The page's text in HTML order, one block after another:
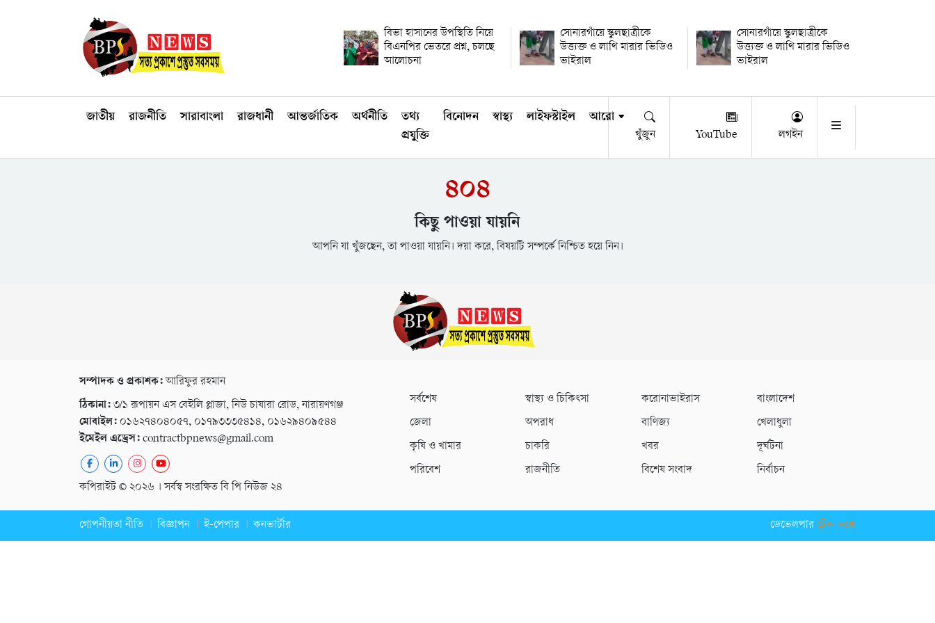
বিভা হাসানের উপস্থিতি নিয়ে
বিএনপির ভেতরে প্রশ্ন, চলছে
আলোচনা
সোনারগাঁয়ে স্কুলছাত্রীকে
উত্ত্যক্ত ও লাথি মারার ভিডিও
ভাইরাল
সোনারগাঁয়ে স্কুলছাত্রীকে
উত্ত্যক্ত ও লাথি মারার ভিডিও
ভাইরাল
জাতীয় রাজনীতি সারাবাংলা রাজধানী আন্তর্জাতিক অর্থনীতি
তথ্য
প্রযুক্তি
বিনোদন স্বাস্থ্য লাইফস্টাইল আরো
খুঁজুন YouTube লগইন
৪০৪
কিছু পাওয়া যায়নি
আপনি যা খুঁজছেন, তা পাওয়া যায়নি। দয়া করে, বিষয়টি সম্পর্কে নিশ্চিত হয়ে নিন।
সম্পাদক ও প্রকাশক:আরিফুর রহমান
ঠিকানা: ৩/১ রূপায়ন এস বেইলি প্লাজা, নিউ চাষারা রোড, নারায়ণগঞ্জ
মোবাইল: ০১৬২৭৪০৪০৫৭, ০১৭৯৩৩৩৫৪১৪, ০১৬২৯৪০৯৫৪৪
ইমেইল এড্রেস: contractbpnews@gmail.com
কপিরাইট © ২০২৬ । সর্বস্ব সংরক্ষিত বি পি নিউজ ২৪
সর্বশেষ স্বাস্থ্য ও চিকিৎসা করোনাভাইরাস
বাংলাদেশ
জেলা
অপরাধ বাণিজ্য
খেলাধুলা
কৃষি ও খামার
চাকরি খবর
দূর্ঘটনা
পরিবেশ
রাজনীতি বিশেষ সংবাদ নির্বাচন
গোপনীয়তা নীতি বিজ্ঞাপন ই-পেপার কনভার্টার ডেভেলপার টেক তরঙ্গ